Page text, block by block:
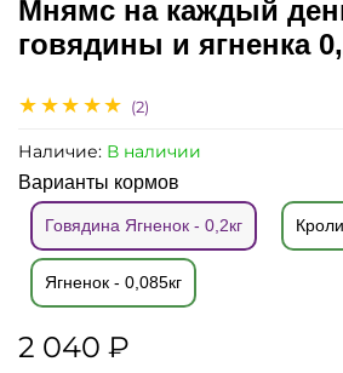
(2)
Наличие: В наличии
Мнямс на каждый
говядины и ягненка
Варианты кормов
Говядина Ягненок - 0,2кг
Ягненок - 0,085кг
2 040 ₽